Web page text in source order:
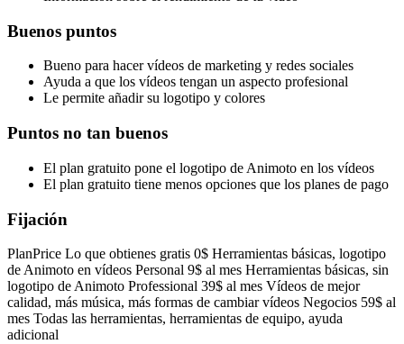
Buenos puntos
Bueno para hacer vídeos de marketing y redes sociales
Ayuda a que los vídeos tengan un aspecto profesional
Le permite añadir su logotipo y colores
Puntos no tan buenos
El plan gratuito pone el logotipo de Animoto en los vídeos
El plan gratuito tiene menos opciones que los planes de pago
Fijación
PlanPrice Lo que obtienes gratis 0$ Herramientas básicas, logotipo
de Animoto en vídeos Personal 9$ al mes Herramientas básicas, sin
logotipo de Animoto Professional 39$ al mes Vídeos de mejor
calidad, más música, más formas de cambiar vídeos Negocios 59$ al
mes Todas las herramientas, herramientas de equipo, ayuda
adicional